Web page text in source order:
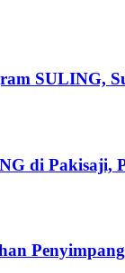
SULING,
di Pakisaji,